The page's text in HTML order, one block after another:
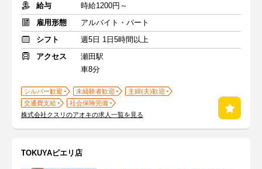
給与
時給1200円～
雇用形態
アルバイト・パート
シフト
週5日 1日5時間以上
アクセス
瀬田駅
車8分
シルバー歓迎 未経験者歓迎
主婦(夫)歓迎
交通費支給
社会保険完備
株式会社クスリのアオキの求人一覧を見る
TOKUYAピエリ店